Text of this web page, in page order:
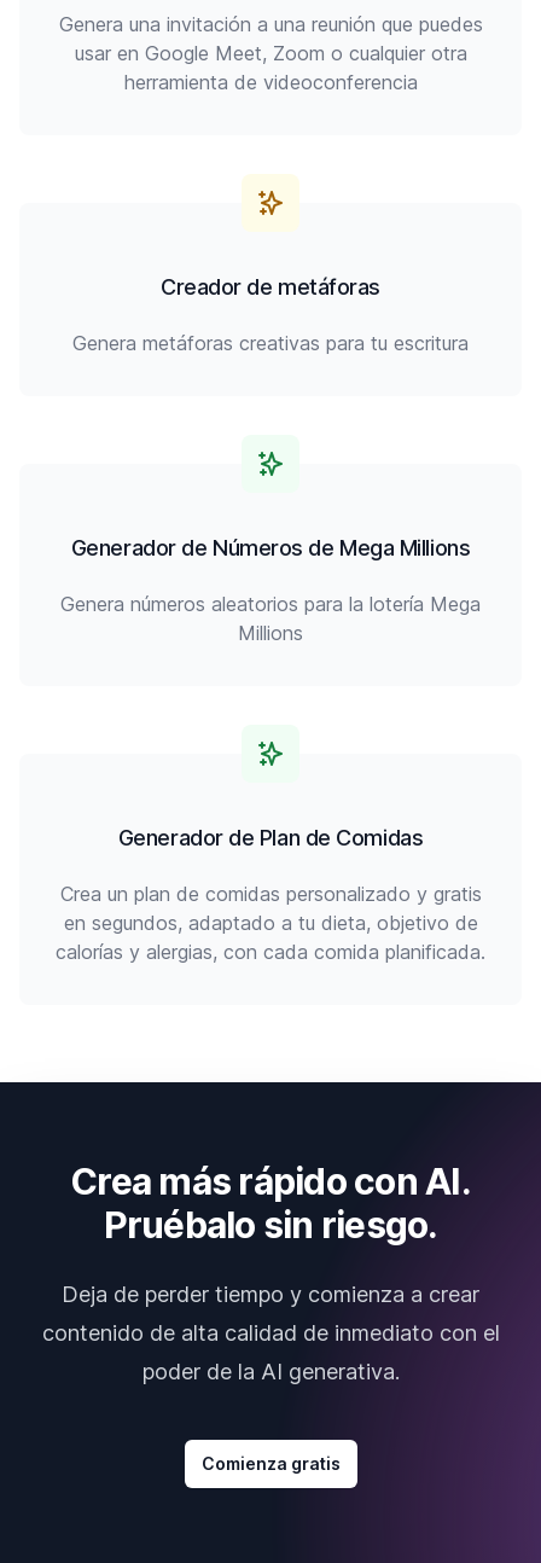
Genera una invitación a una reunión que puedes
usar en Google Meet, Zoom o cualquier otra
herramienta de videoconferencia
Creador de metáforas
Genera metáforas creativas para tu escritura
Generador de Números de Mega Millions
Genera números aleatorios para la lotería Mega
Millions
Generador de Plan de Comidas
Crea un plan de comidas personalizado y gratis
en segundos, adaptado a tu dieta, objetivo de
calorías y alergias, con cada comida planificada.
Crea más rápido con AI.
Pruébalo sin riesgo.
Deja de perder tiempo y comienza a crear
contenido de alta calidad de inmediato con el
poder de la AI generativa.
Comienza gratis